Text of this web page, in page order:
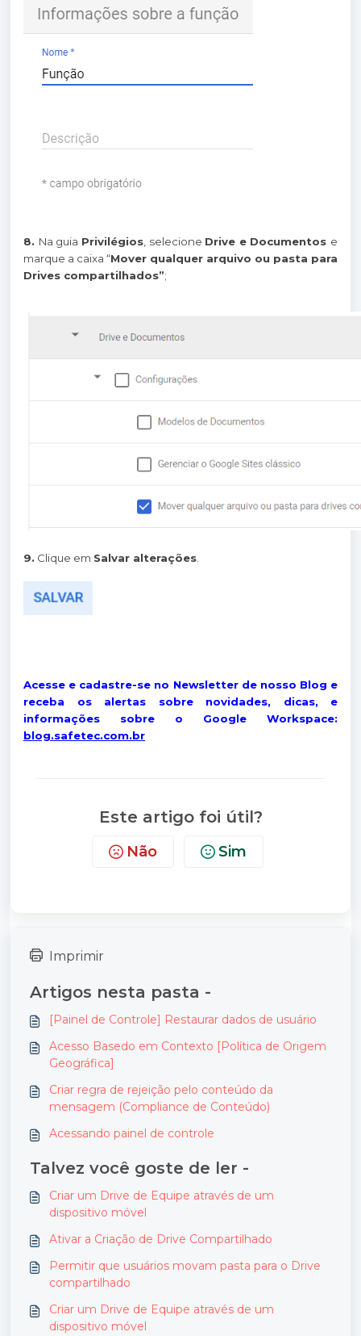
8. Na guia Privilégios, selecione Drive e Documentos e
marque a caixa “Mover qualquer arquivo ou pasta para
Drives compartilhados”;
9. Clique em Salvar alterações.
Acesse e cadastre-se no Newsletter de nosso Blog e
receba os alertas sobre novidades, dicas, e
informações sobre o Google Workspace:
blog.safetec.com.br
Este artigo foi útil?
Não Sim
Imprimir
Artigos nesta pasta -
[Painel de Controle] Restaurar dados de usuário
Acesso Basedo em Contexto [Política de Origem
Geográfica]
Criar regra de rejeição pelo conteúdo da
mensagem (Compliance de Conteúdo)
Acessando painel de controle
Talvez você goste de ler -
Criar um Drive de Equipe através de um
dispositivo móvel
Ativar a Criação de Drive Compartilhado
Permitir que usuários movam pasta para o Drive
compartilhado
Criar um Drive de Equipe através de um
dispositivo móvel